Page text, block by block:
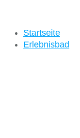
Startseite
Erlebnisbad